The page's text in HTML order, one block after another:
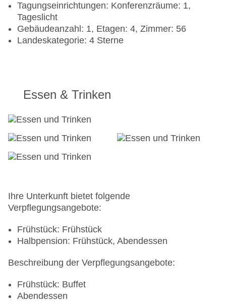
Tagungseinrichtungen: Konferenzräume: 1,
Tageslicht
Gebäudeanzahl: 1, Etagen: 4, Zimmer: 56
Landeskategorie: 4 Sterne
Essen & Trinken
Ihre Unterkunft bietet folgende
Verpflegungsangebote:
Frühstück: Frühstück
Halbpension: Frühstück, Abendessen
Beschreibung der Verpflegungsangebote:
Frühstück: Buffet
Abendessen